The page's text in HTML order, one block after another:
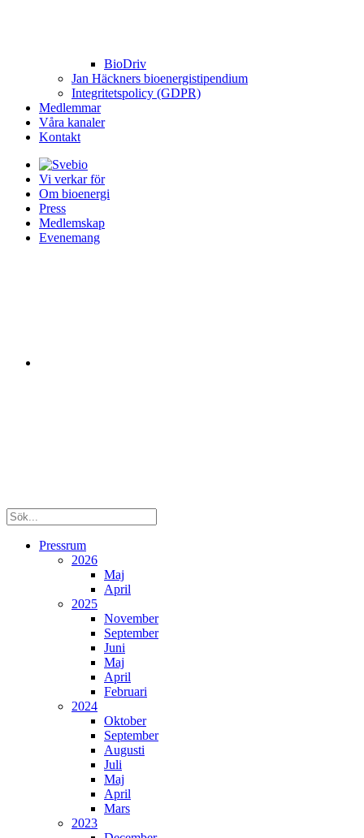
BioDriv
Jan Häckners bioenergistipendium
Integritetspolicy (GDPR)
Medlemmar
Våra kanaler
Kontakt
Vi verkar för
Om bioenergi
Press
Medlemskap
Evenemang
Pressrum
2026
Maj
April
2025
November
September
Juni
Maj
April
Februari
2024
Oktober
September
Augusti
Juli
Maj
April
Mars
2023